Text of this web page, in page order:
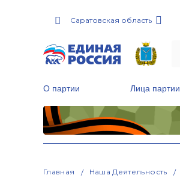
Саратовская область
О партии Лица партии
Главная Наша Деятельность